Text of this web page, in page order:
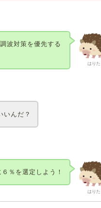
はりた
波対策を優先する
いんだ？
はりた
％を選定しよう！